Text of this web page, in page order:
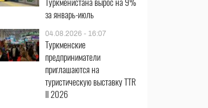
за январь-июль
04.08.2026 - 16:07
Туркменские
предприниматели
приглашаются на
туристическую выставку TTR
II 2026